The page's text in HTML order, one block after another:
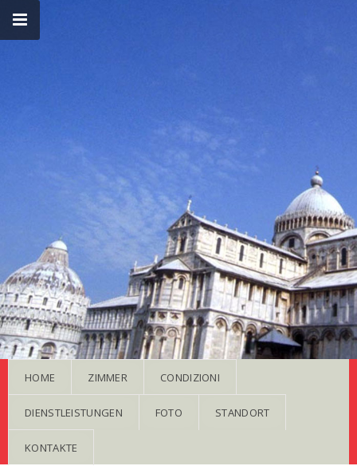
HOME ZIMMER CONDIZIONI
DIENSTLEISTUNGEN FOTO STANDORT
KONTAKTE